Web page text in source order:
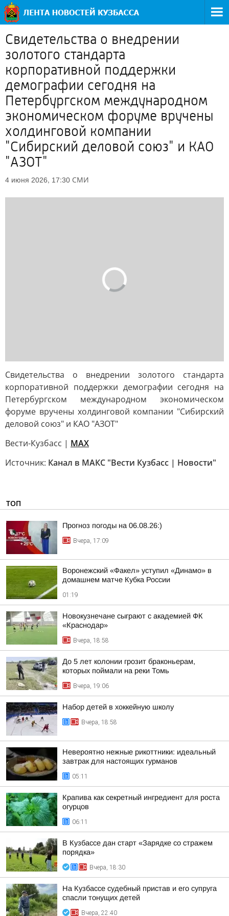
Свидетельства о внедрении
золотого стандарта
корпоративной поддержки
демографии сегодня на
Петербургском международном
экономическом форуме вручены
холдинговой компании
"Сибирский деловой союз" и КАО
"АЗОТ"
4 июня 2026, 17:30 СМИ
Свидетельства о внедрении золотого стандарта
корпоративной поддержки демографии сегодня на
Петербургском международном экономическом
форуме вручены холдинговой компании "Сибирский
деловой союз" и КАО "АЗОТ"
Вести-Кузбасс | MAX
Источник: Канал в МАКС "Вести Кузбасс | Новости"
ТОП
Прогноз погоды на 06.08.26:)
Вчера, 17:09
Воронежский «Факел» уступил «Динамо» в
домашнем матче Кубка России
01:19
Новокузнечане сыграют с академией ФК
«Краснодар»
Вчера, 18:58
До 5 лет колонии грозит браконьерам,
которых поймали на реки Томь
Вчера, 19:06
Набор детей в хоккейную школу
Вчера, 18:58
Невероятно нежные рикоттники: идеальный
завтрак для настоящих гурманов
05:11
Крапива как секретный ингредиент для роста
огурцов
06:11
В Кузбассе дан старт «Зарядке со стражем
порядка»
Вчера, 18:30
На Кузбассе судебный пристав и его супруга
спасли тонущих детей
Вчера, 22:40